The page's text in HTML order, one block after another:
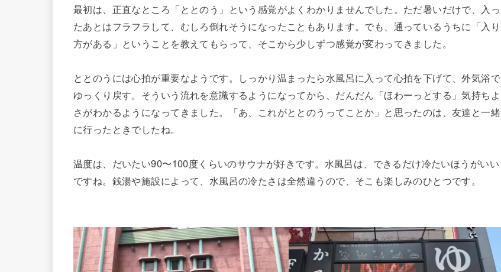
最初は、正直なところ「ととのう」という感覚がよくわかりませんでした。ただ暑いだけで、入っ
たあとはフラフラして、むしろ倒れそうになったこともあります。でも、通っているうちに「入り
方がある」ということを教えてもらって、そこから少しずつ感覚が変わってきました。
ととのうには心拍が重要なようです。しっかり温まったら水風呂に入って心拍を下げて、外気浴で
ゆっくり戻す。そういう流れを意識するようになってから、だんだん「ほわーっとする」気持ちよ
さがわかるようになってきました。「あ、これがととのうってことか」と思ったのは、友達と一緒
に行ったときでしたね。
温度は、だいたい90〜100度くらいのサウナが好きです。水風呂は、できるだけ冷たいほうがいい
ですね。銭湯や施設によって、水風呂の冷たさは全然違うので、そこも楽しみのひとつです。